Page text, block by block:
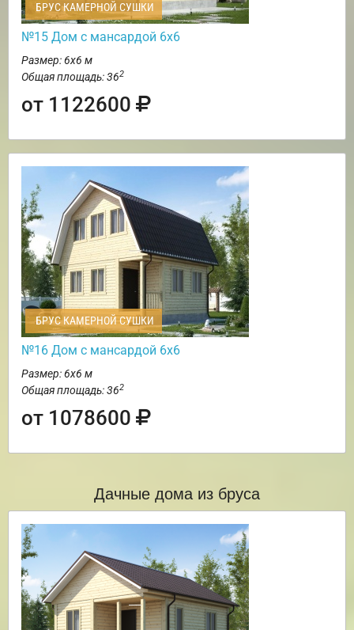
БРУС КАМЕРНОЙ СУШКИ
№15 Дом с мансардой 6х6
Размер: 6х6 м
Общая площадь: 362
от 1122600
БРУС КАМЕРНОЙ СУШКИ
№16 Дом с мансардой 6х6
Размер: 6х6 м
Общая площадь: 362
от 1078600
Дачные дома из бруса